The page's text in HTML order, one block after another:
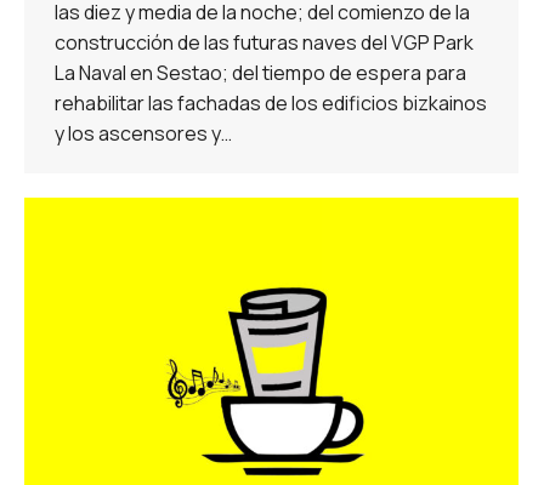
las diez y media de la noche; del comienzo de la
construcción de las futuras naves del VGP Park
La Naval en Sestao; del tiempo de espera para
rehabilitar las fachadas de los edificios bizkainos
y los ascensores y…